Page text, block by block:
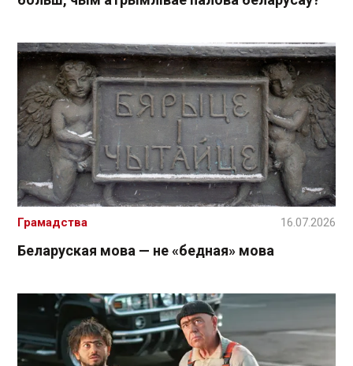
Беларуская мова — не «бедная» мова
Грамадства 16.07.2026